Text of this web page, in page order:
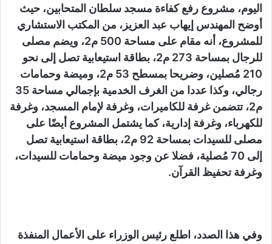
اليوم، مشروع رفع كفاءة مسجد سلطان المتحابين، حيث
أوضح المهندس إيهاب عبد العزيز، من المكتب الاستشاري
للمشروع، أنه مقام على مساحة 500 م2، ويضم مصلى
للرجال بمساحة 273 م2، بطاقة استيعابية تصل إلى نحو
210 مُصلين، وضريحا بمسطح 53 م2، وميضة وحمامات
رجالي، وكذا عددا من الغرف الخدمية بإجمالي مساحة 35
م2، تتضمن غرفة للكاميرات، وغرفة لإمام المسجد، وغرفة
للكهرباء، وغرفة إدارية، كما يشتمل المشروع أيضًا على
مصلى للسيدات بمساحة 92 م2، بطاقة استيعابية تصل
إلى 70 مُصلية، فضلا عن وجود ميضة وحمامات للسيدات،
وغرفة تحفيظ القرآن.
وفي هذا الصدد، اطلع رئيس الوزراء على الأعمال المنفذة